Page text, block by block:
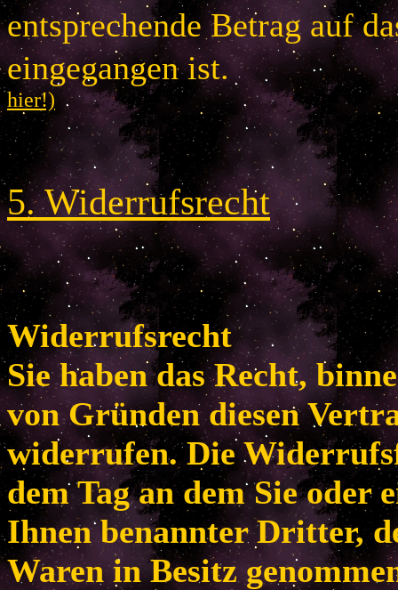
entsprechende Betrag auf
eingegangen
hier!)
5.Widerrufsrecht
Widerrufsrecht
Sie haben das Recht,
von Gründen diesen
widerrufen. Die
dem Tag an dem Sie oder
Ihnen benannter Dritter,
Waren in Besitz